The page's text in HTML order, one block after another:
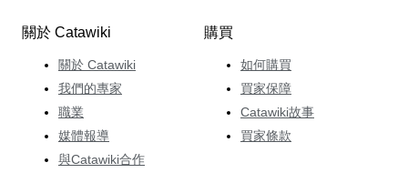
關於 Catawiki
關於 Catawiki
我們的專家
職業
媒體報導
與Catawiki合作
購買
如何購買
買家保障
Catawiki故事
買家條款